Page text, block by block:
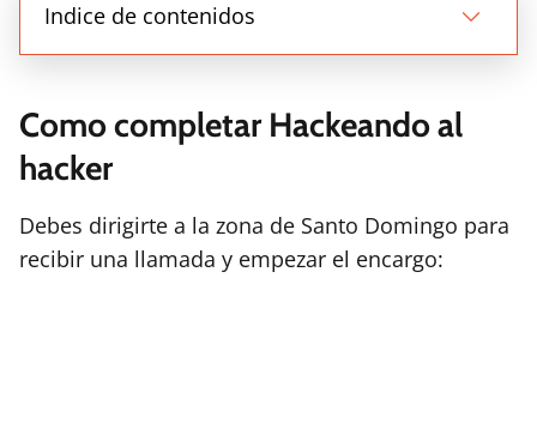
Indice de contenidos
Como completar Hackeando al
hacker
Debes dirigirte a la zona de Santo Domingo para
recibir una llamada y empezar el encargo: